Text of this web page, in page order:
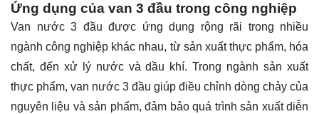
Ứng dụng của van 3 đầu trong công nghiệp
Van nước 3 đầu được ứng dụng rộng rãi trong nhiều
ngành công nghiệp khác nhau, từ sản xuất thực phẩm, hóa
chất, đến xử lý nước và dầu khí. Trong ngành sản xuất
thực phẩm, van nước 3 đầu giúp điều chỉnh dòng chảy của
nguyên liệu và sản phẩm, đảm bảo quá trình sản xuất diễn